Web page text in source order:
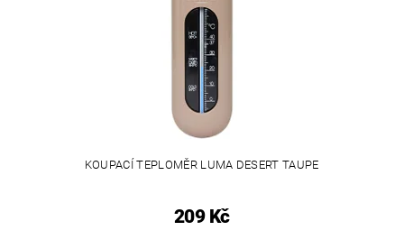
KOUPACÍ TEPLOMĚR LUMA DESERT TAUPE
209 Kč